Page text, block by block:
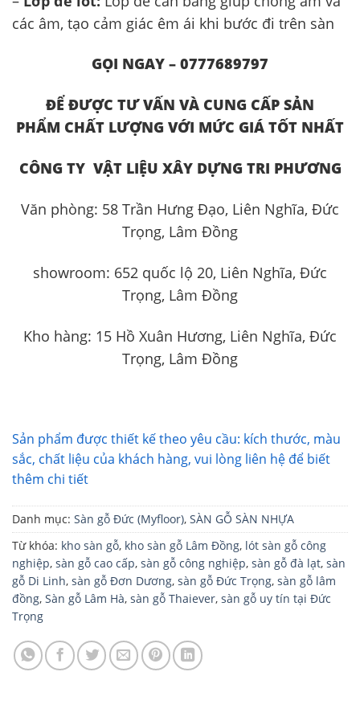
các âm, tạo cảm giác êm ái khi bước đi trên sàn
GỌI NGAY – 0777689797
ĐỂ ĐƯỢC TƯ VẤN VÀ CUNG CẤP SẢN
PHẨM CHẤT LƯỢNG VỚI MỨC GIÁ TỐT NHẤT
CÔNG TYVẬT LIỆU XÂY DỰNG TRI PHƯƠNG
Văn phòng: 58 Trần Hưng Đạo, Liên Nghĩa, Đức
Trọng, Lâm Đồng
showroom: 652 quốc lộ 20, Liên Nghĩa, Đức
Trọng, Lâm Đồng
Kho hàng: 15 Hồ Xuân Hương, Liên Nghĩa, Đức
Trọng, Lâm Đồng
Sản phẩm được thiết kế theo yêu cầu: kích thước, màu
sắc, chất liệu của khách hàng, vui lòng liên hệ để biết
thêm chi tiết
Danh mục: Sàn gỗ Đức (Myfloor), SÀN GỖ SÀN NHỰA
Từ khóa: kho sàn gỗ, kho sàn gỗ Lâm Đồng, lót sàn gỗ công
nghiệp, sàn gỗ cao cấp, sàn gỗ công nghiệp, sàn gỗ đà lạt, sàn
gỗ Di Linh, sàn gỗ Đơn Dương, sàn gỗ Đức Trọng, sàn gỗ lâm
đồng, Sàn gỗ Lâm Hà, sàn gỗ Thaiever, sàn gỗ uy tín tại Đức
Trọng